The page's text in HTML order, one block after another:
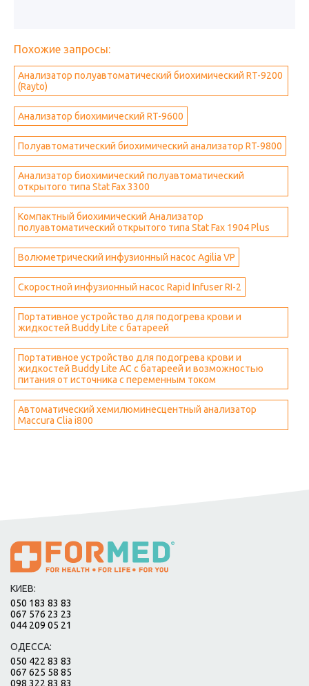
Похожие запросы:
Анализатор полуавтоматический биохимический RT-9200
(Rayto)
Анализатор биохимический RT-9600
Полуавтоматический биохимический анализатор RT-9800
Анализатор биохимический полуавтоматический
открытого типа Stat Fax 3300
Компактный биохимический Анализатор
полуавтоматический открытого типа Stat Fax 1904 Plus
Волюметрический инфузионный насос Agilia VP
Скоростной инфузионный насос Rapid Infuser RI-2
Портативное устройство для подогрева крови и
жидкостей Buddy Lite с батареей
Портативное устройство для подогрева крови и
жидкостей Buddy Lite AC с батареей и возможностью
питания от источника с переменным током
Автоматический хемилюминесцентный анализатор
Maccura Clia i800
КИЕВ:
050 183 83 83
067 576 23 23
044 209 05 21
ОДЕССА:
050 422 83 83
067 625 58 85
098 322 83 83